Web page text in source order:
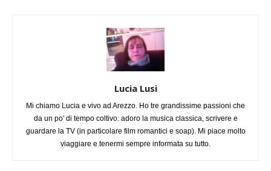
Lucia Lusi
Mi chiamo Lucia e vivo ad Arezzo. Ho tre grandissime passioni che
da un po' di tempo coltivo: adoro la musica classica, scrivere e
guardare la TV (in particolare film romantici e soap). Mi piace molto
viaggiare e tenermi sempre informata su tutto.